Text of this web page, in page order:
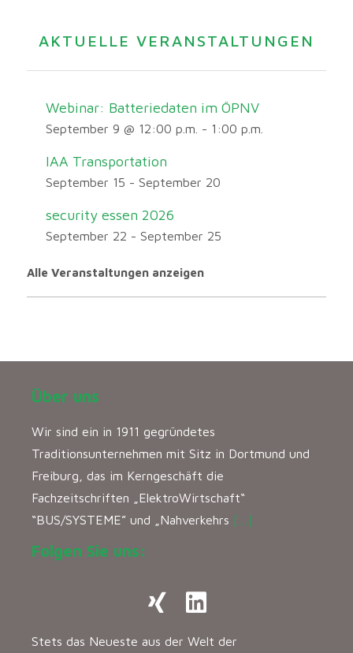
AKTUELLE VERANSTALTUNGEN
Webinar: Batteriedaten im ÖPNV
September 9 @ 12:00 p.m. - 1:00 p.m.
IAA Transportation
September 15 - September 20
security essen 2026
September 22 - September 25
Alle Veranstaltungen anzeigen
Über uns
Wir sind ein in 1911 gegründetes
Traditionsunternehmen mit Sitz in Dortmund und
Freiburg, das im Kerngeschäft die
Fachzeitschriften „ElektroWirtschaft“
“BUS/SYSTEME” und „Nahverkehrs […]
Folgen Sie uns:
Stets das Neueste aus der Welt der